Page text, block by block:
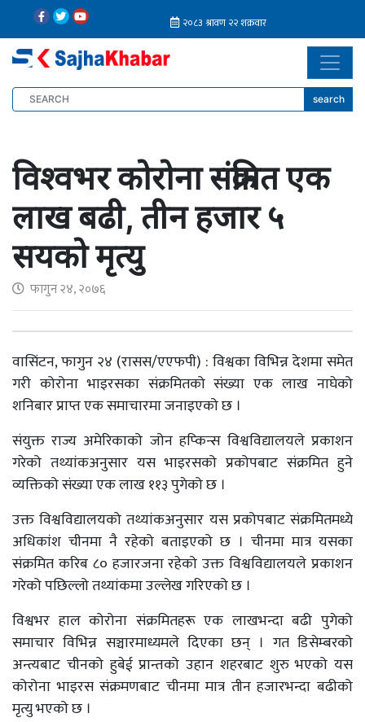
search
विश्वभर कोरोना संक्रमित एक
लाख बढी, तीन हजार ५
सयको मृत्यु
फागुन २४, २०७६
वासिंटन, फागुन २४ (रासस/एएफपी) : विश्वका विभिन्न देशमा समेत
गरी कोरोना भाइरसका संक्रमितको संख्या एक लाख नाघेको
शनिबार प्राप्त एक समाचारमा जनाइएको छ ।
संयुक्त राज्य अमेरिकाको जोन हप्किन्स विश्वविद्यालयले प्रकाशन
गरेको तथ्यांकअनुसार यस भाइरसको प्रकोपबाट संक्रमित हुने
व्यक्तिको संख्या एक लाख ११३ पुगेको छ ।
उक्त विश्वविद्यालयको तथ्यांकअनुसार यस प्रकोपबाट संक्रमितमध्ये
अधिकांश चीनमा नै रहेको बताइएको छ । चीनमा मात्र यसका
संक्रमित करिब ८० हजारजना रहेको उक्त विश्वविद्यालयले प्रकाशन
गरेको पछिल्लो तथ्यांकमा उल्लेख गरिएको छ ।
विश्वभर हाल कोरोना संक्रमितहरू एक लाखभन्दा बढी पुगेको
समाचार विभिन्न सञ्चारमाध्यमले दिएका छन् । गत डिसेम्बरको
अन्त्यबाट चीनको हुबेई प्रान्तको उहान शहरबाट शुरु भएको यस
कोरोना भाइरस संक्रमणबाट चीनमा मात्र तीन हजारभन्दा बढीको
मृत्यु भएको छ ।